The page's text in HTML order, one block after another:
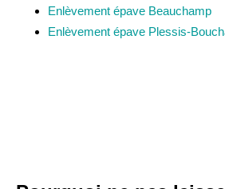
Enlèvement épave Beauchamp
Enlèvement épave Plessis-